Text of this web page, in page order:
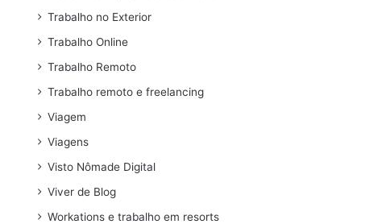
Trabalho no Exterior
Trabalho Online
Trabalho Remoto
Trabalho remoto e freelancing
Viagem
Viagens
Visto Nômade Digital
Viver de Blog
Workations e trabalho em resorts